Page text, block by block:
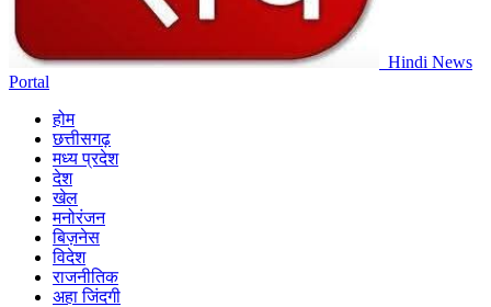
Hindi News
Portal
होम
छत्तीसगढ़
मध्य प्रदेश
देश
खेल
मनोरंजन
बिज़नेस
विदेश
राजनीतिक
अहा जिंदगी